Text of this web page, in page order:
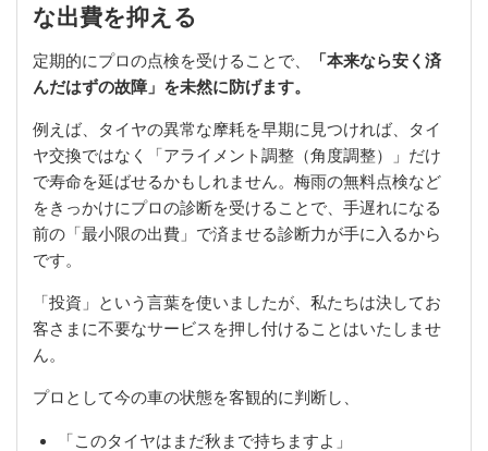
な出費を抑える
定期的にプロの点検を受けることで、
「本来なら安く済
んだはずの故障」を未然に防げます。
例えば、タイヤの異常な摩耗を早期に見つければ、タイ
ヤ交換ではなく「アライメント調整（角度調整）」だけ
で寿命を延ばせるかもしれません。梅雨の無料点検など
をきっかけにプロの診断を受けることで、手遅れになる
前の「最小限の出費」で済ませる診断力が手に入るから
です。
「投資」という言葉を使いましたが、私たちは決してお
客さまに不要なサービスを押し付けることはいたしませ
ん。
プロとして今の車の状態を客観的に判断し、
「このタイヤはまだ秋まで持ちますよ」